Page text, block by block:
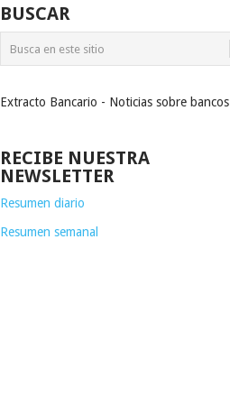
BUSCAR
Extracto Bancario - Noticias sobre bancos
RECIBE NUESTRA
NEWSLETTER
Resumen diario
Resumen semanal